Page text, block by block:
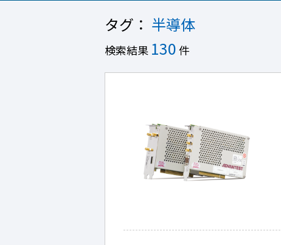
タグ： 半導体
検索結果 130件